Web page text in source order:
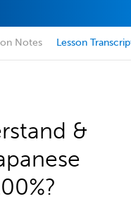
Notes Lesson
&